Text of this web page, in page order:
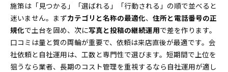
施策は「見つかる」「選ばれる」「行動される」の順で並べると
迷いません。まずカテゴリと名称の最適化、 住所と電話番号の正
規化で土台を固め、次に写真と投稿の継続運用で差を作ります。
口コミは量と質の両輪が重要で、依頼は来店直後が最適です。会
社依頼と自社運用は、工数と専門性で選びます。短期間で上位を
狙うなら業者、長期のコスト管理を重視するなら自社運用が適し